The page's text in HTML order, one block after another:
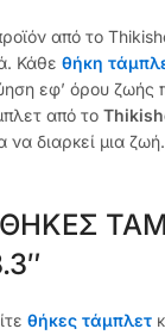
από το
Κάθε θήκη
εφ’ όρου ζωής
από το
να διαρκεί μια
ΘΗΚΕΣ
θήκες τάμπλετ